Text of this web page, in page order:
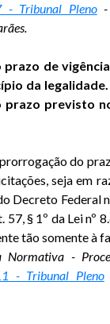
- Tribunal Pleno-
de
da
previsto
do
seja em
Decreto Federal
57, § 1º da Lei nº
tão somente à
Normativa -
- Tribunal Pleno